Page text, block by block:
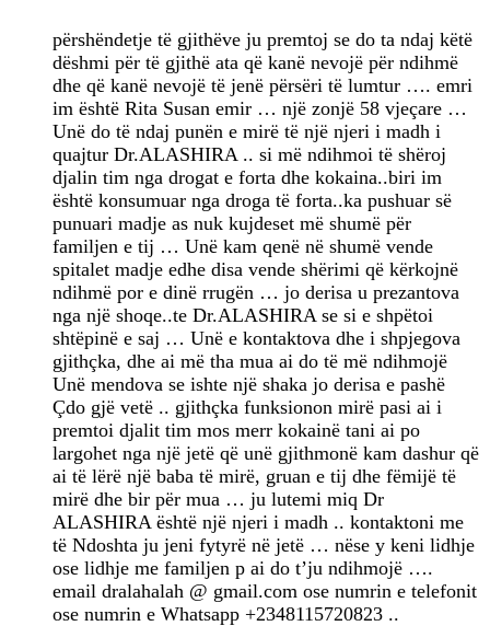
përshëndetje të gjithëve ju premtoj se do ta ndaj këtë
dëshmi për të gjithë ata që kanë nevojë për ndihmë
dhe që kanë nevojë të jenë përsëri të lumtur …. emri
im është Rita Susan emir … një zonjë 58 vjeçare …
Unë do të ndaj punën e mirë të një njeri i madh i
quajtur Dr.ALASHIRA .. si më ndihmoi të shëroj
djalin tim nga drogat e forta dhe kokaina..biri im
është konsumuar nga droga të forta..ka pushuar së
punuari madje as nuk kujdeset më shumë për
familjen e tij … Unë kam qenë në shumë vende
spitalet madje edhe disa vende shërimi që kërkojnë
ndihmë por e dinë rrugën … jo derisa u prezantova
nga një shoqe..te Dr.ALASHIRA se si e shpëtoi
shtëpinë e saj … Unë e kontaktova dhe i shpjegova
gjithçka, dhe ai më tha mua ai do të më ndihmojë
Unë mendova se ishte një shaka jo derisa e pashë
Çdo gjë vetë .. gjithçka funksionon mirë pasi ai i
premtoi djalit tim mos merr kokainë tani ai po
largohet nga një jetë që unë gjithmonë kam dashur që
ai të lërë një baba të mirë, gruan e tij dhe fëmijë të
mirë dhe bir për mua … ju lutemi miq Dr
ALASHIRA është një njeri i madh .. kontaktoni me
të Ndoshta ju jeni fytyrë në jetë … nëse y keni lidhje
ose lidhje me familjen p ai do t’ju ndihmojë ….
email dralahalah @ gmail.com ose numrin e telefonit
ose numrin e Whatsapp +2348115720823 ..